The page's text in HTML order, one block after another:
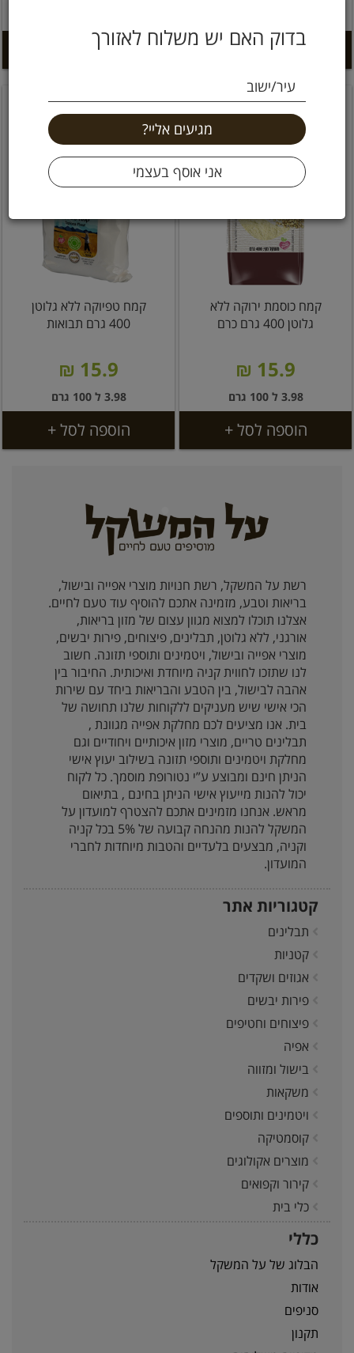
בדוק האם יש משלוח לאזורך
עיר/ישוב
הוספה לסל + הוספה לסל +
קמח כוסמת ירוקה ללא
גלוטן 400 גרם כרם
15.9 ₪
3.98 ל 100 גרם
הוספה לסל +
קמח טפיוקה ללא גלוטן
400 גרם תבואות
15.9 ₪
3.98 ל 100 גרם
הוספה לסל +
רשת על המשקל, רשת חנויות מוצרי אפייה ובישול,
בריאות וטבע, מזמינה אתכם להוסיף עוד טעם לחיים.
אצלנו תוכלו למצוא מגוון עצום של מזון בריאות,
אורגני, ללא גלוטן, תבלינים, פיצוחים, פירות יבשים,
מוצרי אפייה ובישול, ויטמינים ותוספי תזונה. חשוב
לנו שתזכו לחווית קניה מיוחדת ואיכותית. החיבור בין
אהבה לבישול, בין הטבע והבריאות ביחד עם שירות
הכי אישי שיש מעניקים ללקוחות שלנו תחושה של
בית. אנו מציעים לכם מחלקת אפייה מגוונת ,
תבלינים טריים, מוצרי מזון איכותיים ויחודיים וגם
מחלקת ויטמינים ותוספי תזונה בשילוב יעוץ אישי
הניתן חינם ומבוצע ע”י נטורופת מוסמך. כל לקוח
יכול להנות מייעוץ אישי הניתן בחינם , בתיאום
מראש. אנחנו מזמינים אתכם להצטרף למועדון על
המשקל להנות מהנחה קבועה של 5% בכל קניה
וקניה, מבצעים בלעדיים והטבות מיוחדות לחברי
המועדון.
קטגוריות אתר
תבלינים
קטניות
אגוזים ושקדים
פירות יבשים
פיצוחים וחטיפים
אפיה
בישול ומזווה
משקאות
ויטמינים ותוספים
קוסמטיקה
מוצרים אקולוגים
קירור וקפואים
כלי בית
כללי
הבלוג של על המשקל
אודות
סניפים
תקנון